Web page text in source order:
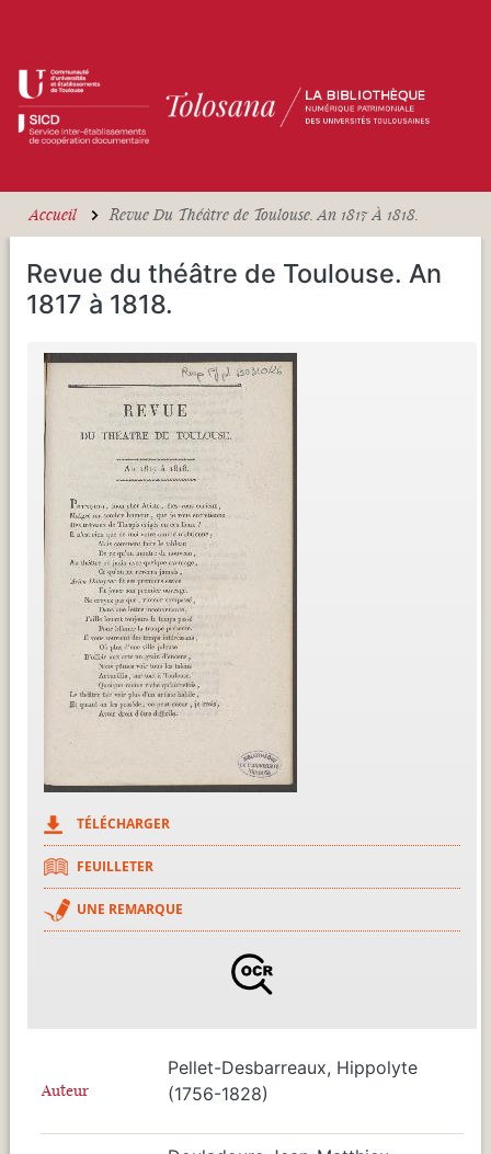
Accueil Revue Du Théâtre de Toulouse. An 1817 À 1818.
Revue du théâtre de Toulouse. An
1817 à 1818.
TÉLÉCHARGER
FEUILLETER
UNE REMARQUE
Auteur
Pellet-Desbarreaux, Hippolyte
(1756-1828)